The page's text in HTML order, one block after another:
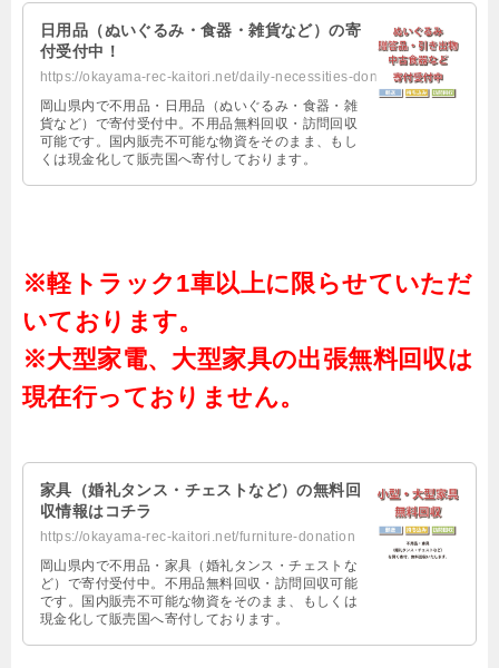
日用品（ぬいぐるみ・食器・雑貨など）の寄
付受付中！
https://okayama-rec-kaitori.net/daily-necessities-donation
岡山県内で不用品・日用品（ぬいぐるみ・食器・雑
貨など）で寄付受付中。不用品無料回収・訪問回収
可能です。国内販売不可能な物資をそのまま、もし
くは現金化して販売国へ寄付しております。
※軽トラック1車以上に限らせていただ
いております。
※大型家電、大型家具の出張無料回収は
現在行っておりません。
家具（婚礼タンス・チェストなど）の無料回
収情報はコチラ
https://okayama-rec-kaitori.net/furniture-donation
岡山県内で不用品・家具（婚礼タンス・チェストな
ど）で寄付受付中。不用品無料回収・訪問回収可能
です。国内販売不可能な物資をそのまま、もしくは
現金化して販売国へ寄付しております。